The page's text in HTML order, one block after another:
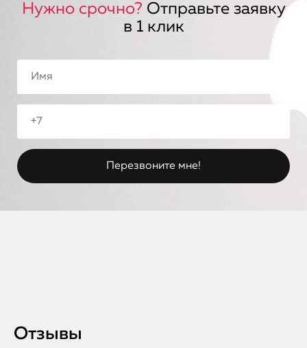
Нужно срочно? Отправьте заявку
в 1 клик
Отзывы